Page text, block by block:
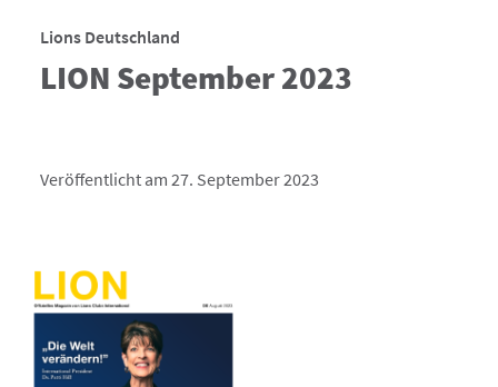
Lions Deutschland
LION September 2023
Veröffentlicht am 27. September 2023